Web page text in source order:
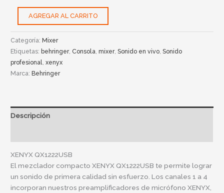
AGREGAR AL CARRITO
Categoría:Mixer
Etiquetas: behringer, Consola,mixer,Sonido en vivo,Sonido
profesional,xenyx
Marca:Behringer
Descripción
XENYX QX1222USB
El mezclador compacto XENYX QX1222USB te permite lograr
un sonido de primera calidad sin esfuerzo. Los canales 1 a 4
incorporan nuestros preamplificadores de micrófono XENYX,